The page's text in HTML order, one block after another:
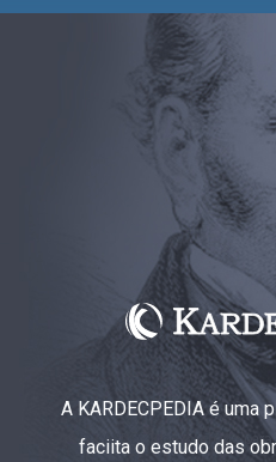
A KARDECPEDIA é uma
faciita o estudo das